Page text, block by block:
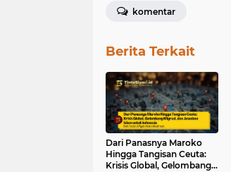
komentar
Berita Terkait
Dari Panasnya Maroko
Hingga Tangisan Ceuta:
Krisis Global, Gelombang